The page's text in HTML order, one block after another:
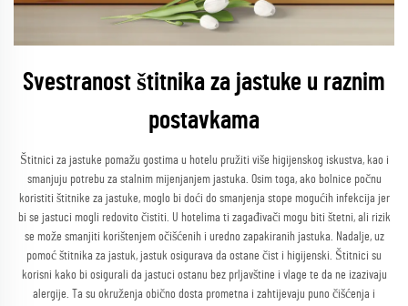
Svestranost štitnika za jastuke u raznim
postavkama
Štitnici za jastuke pomažu gostima u hotelu pružiti više higijenskog iskustva, kao i
smanjuju potrebu za stalnim mijenjanjem jastuka. Osim toga, ako bolnice počnu
koristiti štitnike za jastuke, moglo bi doći do smanjenja stope mogućih infekcija jer
bi se jastuci mogli redovito čistiti. U hotelima ti zagađivači mogu biti štetni, ali rizik
se može smanjiti korištenjem očišćenih i uredno zapakiranih jastuka. Nadalje, uz
pomoć štitnika za jastuk, jastuk osigurava da ostane čist i higijenski. Štitnici su
korisni kako bi osigurali da jastuci ostanu bez prljavštine i vlage te da ne izazivaju
alergije. Ta su okruženja obično dosta prometna i zahtijevaju puno čišćenja i